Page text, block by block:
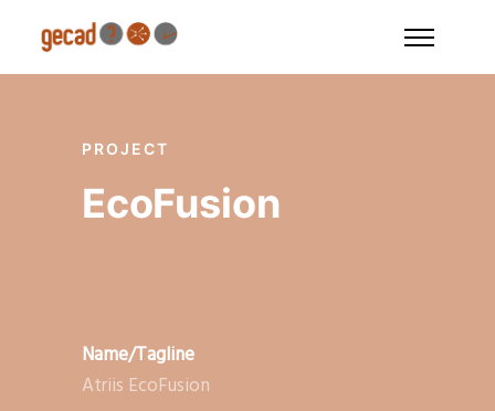
PROJECT
EcoFusion
Name/Tagline
Atriis EcoFusion